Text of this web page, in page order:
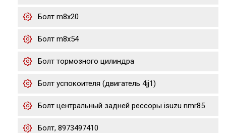
Болт m8x20
Болт m8x54
Болт тормозного цилиндра
Болт успокоителя (двигатель 4jj1)
Болт центральный задней рессоры isuzu nmr85
Болт, 8973497410